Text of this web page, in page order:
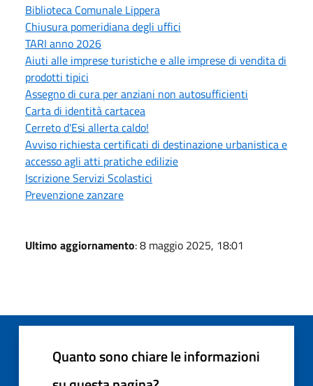
Biblioteca Comunale Lippera
Chiusura pomeridiana degli uffici
TARI anno 2026
Aiuti alle imprese turistiche e alle imprese di vendita di
prodotti tipici
Assegno di cura per anziani non autosufficienti
Carta di identità cartacea
Cerreto d'Esi allerta caldo!
Avviso richiesta certificati di destinazione urbanistica e
accesso agli atti pratiche edilizie
Iscrizione Servizi Scolastici
Prevenzione zanzare
Ultimo aggiornamento: 8 maggio 2025, 18:01
Quanto sono chiare le informazioni